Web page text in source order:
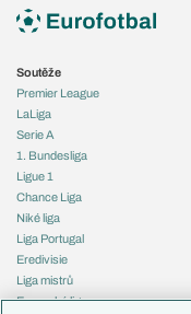
Soutěže
Premier League
LaLiga
Serie A
1. Bundesliga
Ligue 1
Chance Liga
Niké liga
Liga Portugal
Eredivisie
Liga mistrů
Evropská liga